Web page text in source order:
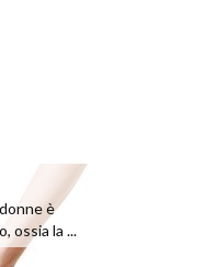
è
ossia la ...